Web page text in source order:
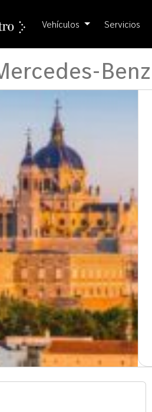
Vehículos Servicios
Benz